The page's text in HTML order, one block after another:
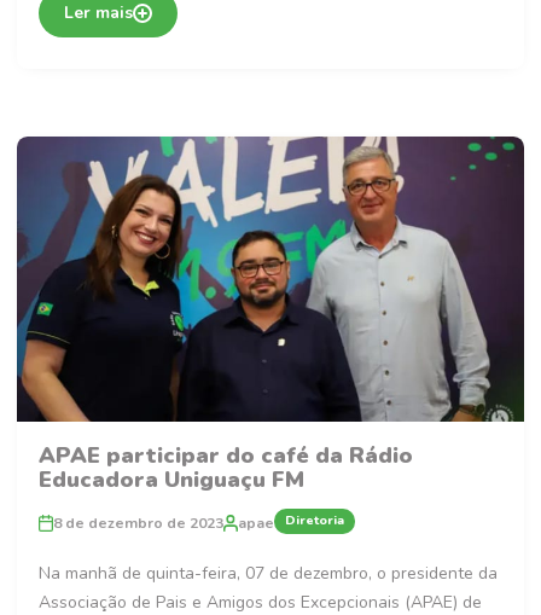
Ler mais
APAE participar do café da Rádio
Educadora Uniguaçu FM
8 de dezembro de 2023 apae Diretoria
Na manhã de quinta-feira, 07 de dezembro, o presidente da
Associação de Pais e Amigos dos Excepcionais (APAE) de